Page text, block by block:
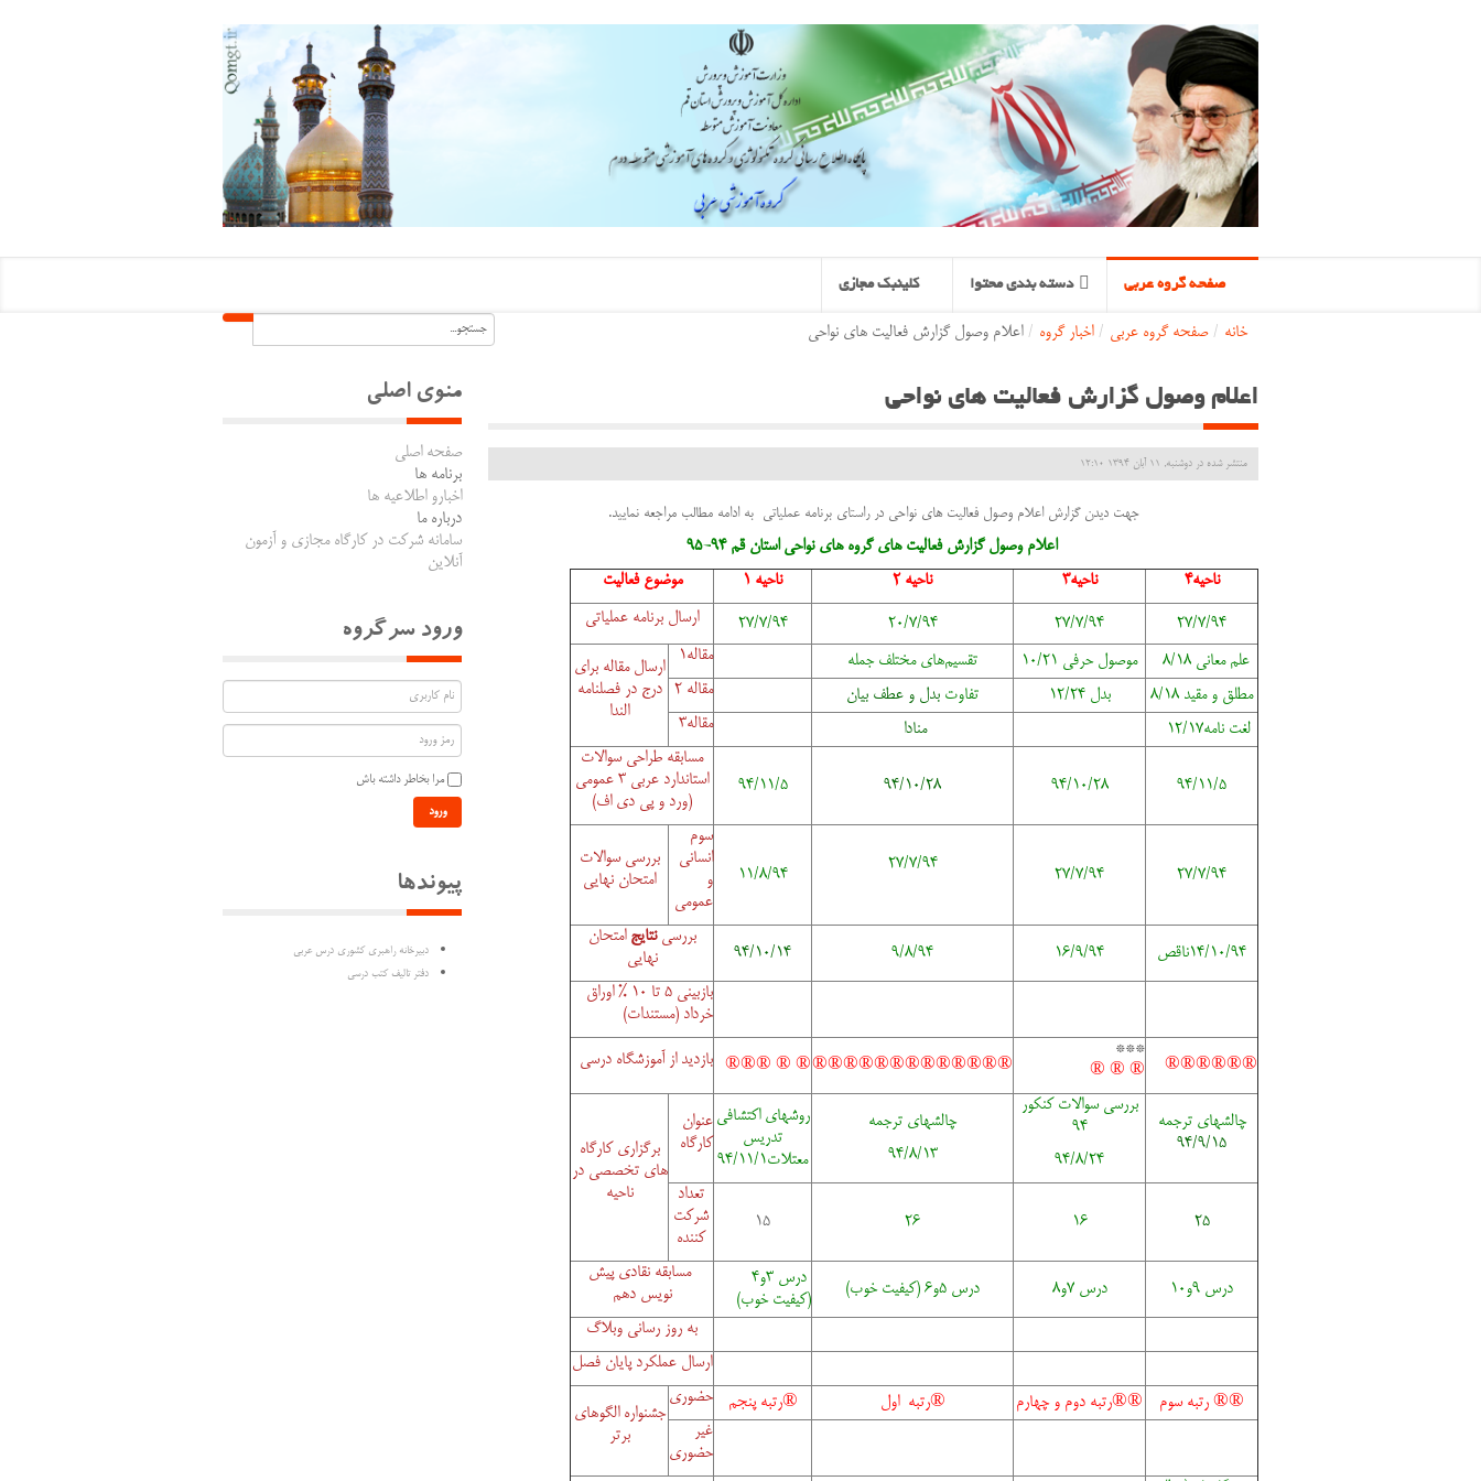
صفحه گروه عربی دسته بندی محتوا کلینبک مجازی
خانه / صفحه گروه عربی / اخبار گروه / اعلام وصول گزارش فعالیت های نواحی
اعلام وصول گزارش فعالیت های نواحی
منتشر شده در دوشنبه, 11 آبان 1394 12:10
جهت دیدن گزارش اعلام وصول فعالیت های نواحی در راستای برنامه عملیاتی به ادامه مطالب مراجعه نمایید.
اعلام وصول گزارش فعالیت های گروه های نواحی استان قم 94-95
ناحیه4
ناحیه3 ناحیه 2 ناحیه 1 موضوع فعالیت
27/7/94
27/7/94
20/7/94
27/7/94 ارسال برنامه عملیاتی
علم معانی 8/18 موصول حرفی 10/21 تقسیم‌های‌ مختلف‌ جمله مقاله1
ارسال مقاله برای
درج در فصلنامه
الندا
مطلق و مقید 8/18 بدل 12/24 تفاوت بدل و عطف بیان
مقاله 2
لغت نامه12/17
منادا مقاله3
94/11/5
94/10/28
94/10/28
94/11/5
مسابقه طراحی سوالات
استاندارد عربی 3 عمومی
(ورد و پی دی اف)
27/7/94
27/7/94
27/7/94
11/8/94
سوم
انسانی
و
عمومی
بررسی سوالات
امتحان نهایی
14/10/94ناقص 16/9/94
9/8/94
94/10/14
بررسینتایج امتحان
نهایی
بازبینی 5 تا 10 % اوراق
خرداد (مستندات)
®
®
®
®
®
®
***
® ®
®
®®
®
®
®
®
®
®
®
®
®
®
®
® ®
®
®
® بازدید از آموزشگاه درسی
چالشهای ترجمه
94/9/15
بررسی سوالات کنکور
94
94/8/24
چالشهای ترجمه
94/8/13
روشهای اکتشافی
تدریس
معتلات94/11/1
عنوان
کارگاه
برگزاری کارگاه
های تخصصی در
ناحیه
25
16
26
15
تعداد
شرکت
کننده
درس 9و10 درس 7و8 درس 5و6 (کیفیت خوب)
درس 3و4
(کیفیت خوب)
مسابقه نقادی پیش
نویس دهم
به روز رسانی وبلاگ
ارسال عملکرد پایان فصل
®® رتبه سوم ®®رتبه دوم و چهارم ®رتبه اول ®رتبه پنجم
حضوری
جشنواره الگوهای
برتر
غیر
حضوری
منوی اصلی
صفحه اصلی
برنامه ها
اخبارو اطلاعیه ها
درباره ما
سامانه شرکت در کارگاه مجازی و آزمون
آنلاین
ورود سرگروه
مرا بخاطر داشته باش
ورود
پیوندها
دبیرخانه راهبری کشوری درس عربی
دفتر تالیف کتب درسی